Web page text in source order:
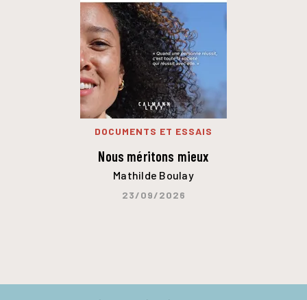
DOCUMENTS ET ESSAIS
Nous méritons mieux
Mathilde Boulay
23/09/2026